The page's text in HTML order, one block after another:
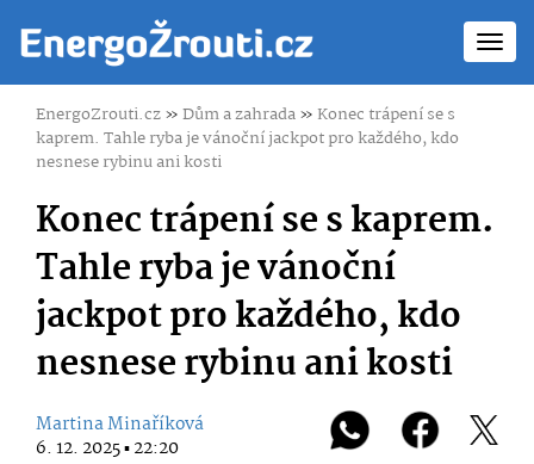
EnergoZrouti.cz»Dům a zahrada»Konec trápení se s
kaprem. Tahle ryba je vánoční jackpot pro každého, kdo
nesnese rybinu ani kosti
Konec trápení se s kaprem.
Tahle ryba je vánoční
jackpot pro každého, kdo
nesnese rybinu ani kosti
Martina Minaříková
6. 12. 2025 ▪ 22:20